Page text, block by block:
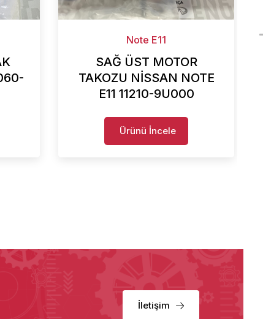
Note E11
SAĞ ÜST MOTOR
TAKOZU NİSSAN NOTE
E11 11210-9U000
Ürünü İncele
İletişim